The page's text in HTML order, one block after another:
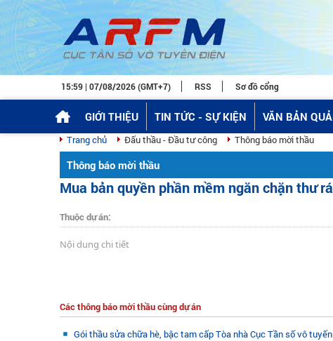
15:59 | 07/08/2026 (GMT+7) RSS Sơ đồ cổng
GIỚI THIỆU TIN TỨC - SỰ KIỆN VĂN BẢN
Trang chủ Đấu thầu - Đầu tư công Thông báo mời thầu
Thông báo mời thầu
Mua bản quyền phần mềm ngăn chặn thư
Thuộc dự án:
Nội dung chi tiết
Các thông báo mời thầu cùng dự án
Gói thầu sửa chữa hè, bậc tam cấp Tòa nhà Cục Tần số vô